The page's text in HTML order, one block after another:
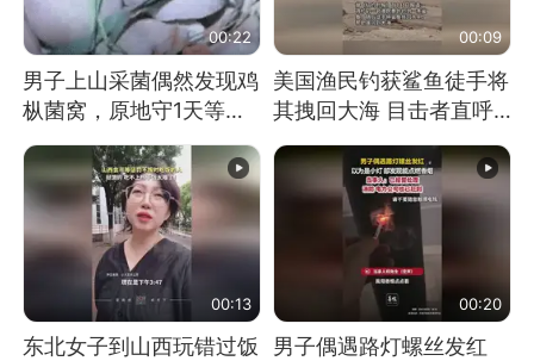
00:22
男子上山采菌偶然发现鸡
枞菌窝，原地守1天等它
长大：挖了140多朵
00:09
美国渔民钓获鲨鱼徒手将
其拽回大海 目击者直呼
震惊 （视频来源：参考
消息）
00:13
东北女子到山西玩错过饭
00:20
男子偶遇路灯螺丝发红